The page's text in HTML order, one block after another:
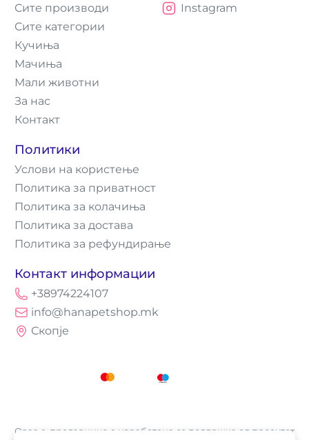
Сите производи
Сите категории
Кучиња
Мачиња
Мали животни
За нас
Контакт
Политики
Услови на користење
Политика за приватност
Политика за колачиња
Политика за достава
Политика за рефундирање
Контакт информации
+38974224107
info@hanapetshop.mk
Скопје
Instagram
Оваа е-продавница е изработена со поддршка од проектот